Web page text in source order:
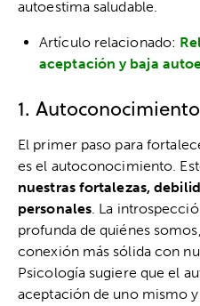
autoestima saludable.
Artículo relacionado:
aceptación y baja
1. Autoconocimiento
El primer paso para
es el autoconocimiento.
nuestras fortalezas,
personales. La
profunda de quiénes
conexión más sólida con
Psicología sugiere que el
aceptación de uno mismo